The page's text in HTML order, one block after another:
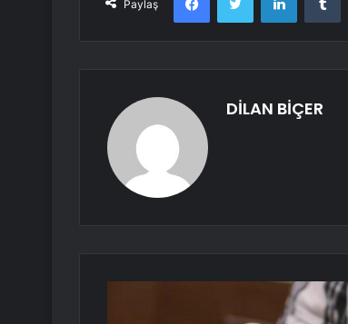
Paylaş
DİLAN BİÇER